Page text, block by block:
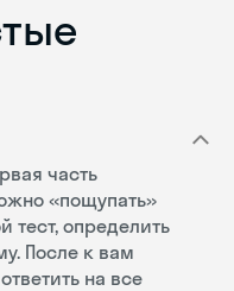
часть
«пощупать»
тест, определить
После к вам
на все